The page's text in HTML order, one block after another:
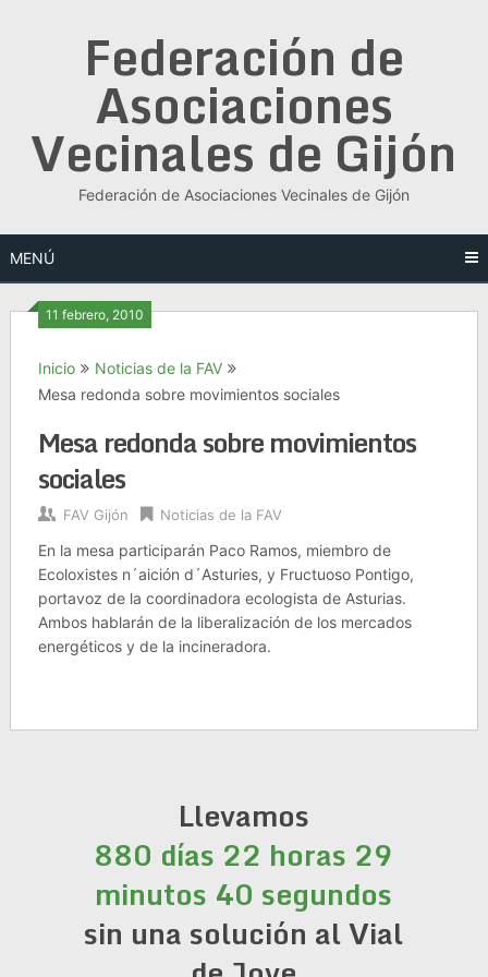
Federación de
Asociaciones
Vecinales de Gijón
Federación de Asociaciones Vecinales de Gijón
MENÚ
11 febrero, 2010
Inicio
Noticias de la FAV
Mesa redonda sobre movimientos sociales
Mesa redonda sobre movimientos
sociales
FAV Gijón Noticias de la FAV
En la mesa participarán Paco Ramos, miembro de
Ecoloxistes n´aición d´Asturies, y Fructuoso Pontigo,
portavoz de la coordinadora ecologista de Asturias.
Ambos hablarán de la liberalización de los mercados
energéticos y de la incineradora.
Llevamos
880 días 22 horas 29
minutos 40 segundos
sin una solución al Vial